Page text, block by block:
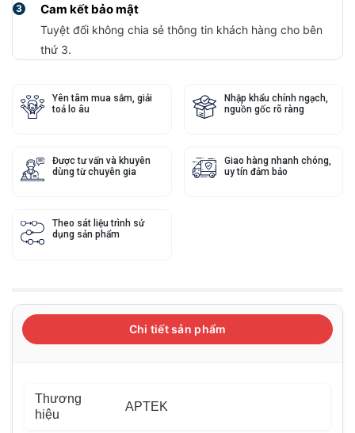
3 Cam kết bảo mật
Tuyệt đối không chia sẻ thông tin khách hàng cho bên
thứ 3.
Yên tâm mua sắm, giải
toả lo âu
Nhập khẩu chính ngạch,
nguồn gốc rõ ràng
Được tư vấn và khuyên
dùng từ chuyên gia
Giao hàng nhanh chóng,
uy tín đảm bảo
Theo sát liệu trình sử
dụng sản phẩm
Chi tiết sản phẩm
Thương
hiệu
APTEK